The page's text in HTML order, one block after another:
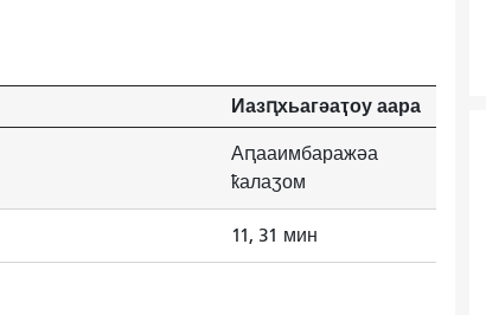
Иазԥхьагәаҭоу аара
Аԥааимбаражәа
ҟалаӡом
11, 31 мин